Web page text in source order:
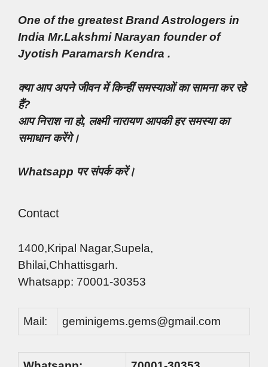
One of the greatest Brand Astrologers in
India Mr.Lakshmi Narayan founder of
Jyotish Paramarsh Kendra .
क्या आप अपने जीवन में किन्हीं समस्याओं का सामना कर रहे
हैं?
आप निराश ना हो, लक्ष्मी नारायण आपकी हर समस्या का
समाधान करेंगे।
Whatsapp पर संपर्क करें।
Contact
1400,Kripal Nagar,Supela,
Bhilai,Chhattisgarh.
Whatsapp: 70001-30353
Mail: geminigems.gems@gmail.com